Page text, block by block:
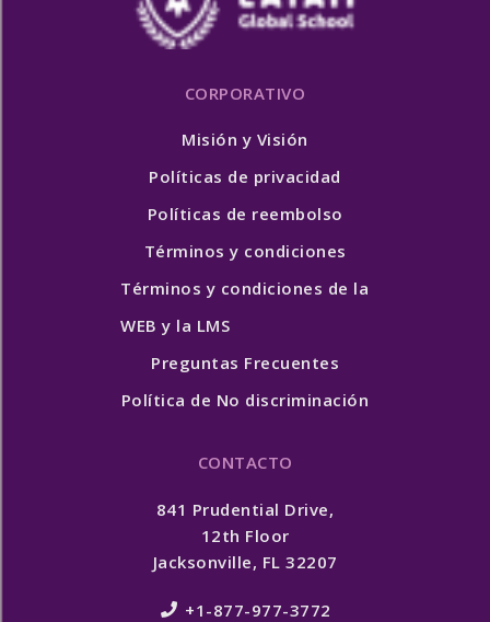
CORPORATIVO
Misión y Visión
Políticas de privacidad
Políticas de reembolso
Términos y condiciones
Términos y condiciones de la
WEB y la LMS
Preguntas Frecuentes
Política de No discriminación
CONTACTO
841 Prudential Drive,
12th Floor
Jacksonville, FL 32207
+1-877-977-3772